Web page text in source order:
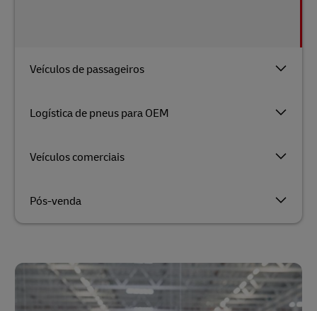
Veículos de passageiros
Logística de pneus para OEM
Veículos comerciais
Pós-venda